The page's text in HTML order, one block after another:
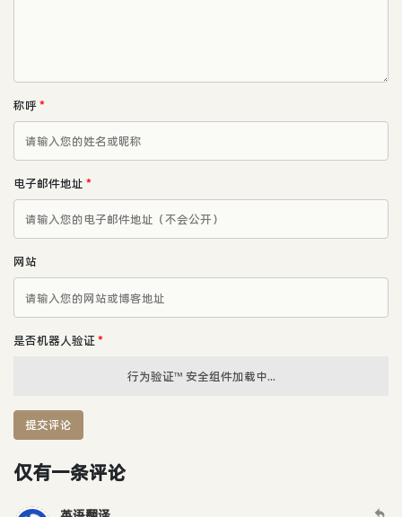
称呼*
电子邮件地址 *
网站
是否机器人验证 *
行为验证™ 安全组件加载中...
提交评论
仅有一条评论